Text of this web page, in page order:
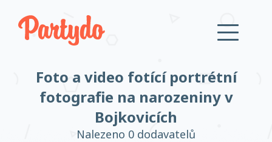
Přihlásit se
Založit účet
Foto a video fotící portrétní
fotografie na narozeniny v
Bojkovicích
Nalezeno 0 dodavatelů